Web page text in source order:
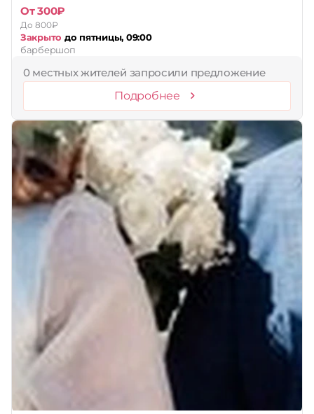
От 300₽
До 800₽
Закрыто до пятницы, 09:00
барбершоп
0 местных жителей запросили предложение
Подробнее